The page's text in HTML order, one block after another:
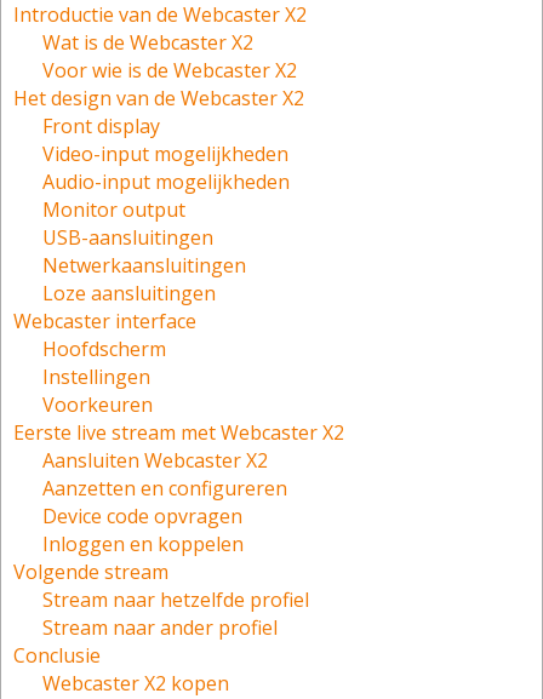
Introductie van de Webcaster X2
Wat is de Webcaster X2
Voor wie is de Webcaster X2
Het design van de Webcaster X2
Front display
Video-input mogelijkheden
Audio-input mogelijkheden
Monitor output
USB-aansluitingen
Netwerkaansluitingen
Loze aansluitingen
Webcaster interface
Hoofdscherm
Instellingen
Voorkeuren
Eerste live stream met Webcaster X2
Aansluiten Webcaster X2
Aanzetten en configureren
Device code opvragen
Inloggen en koppelen
Volgende stream
Stream naar hetzelfde profiel
Stream naar ander profiel
Conclusie
Webcaster X2 kopen